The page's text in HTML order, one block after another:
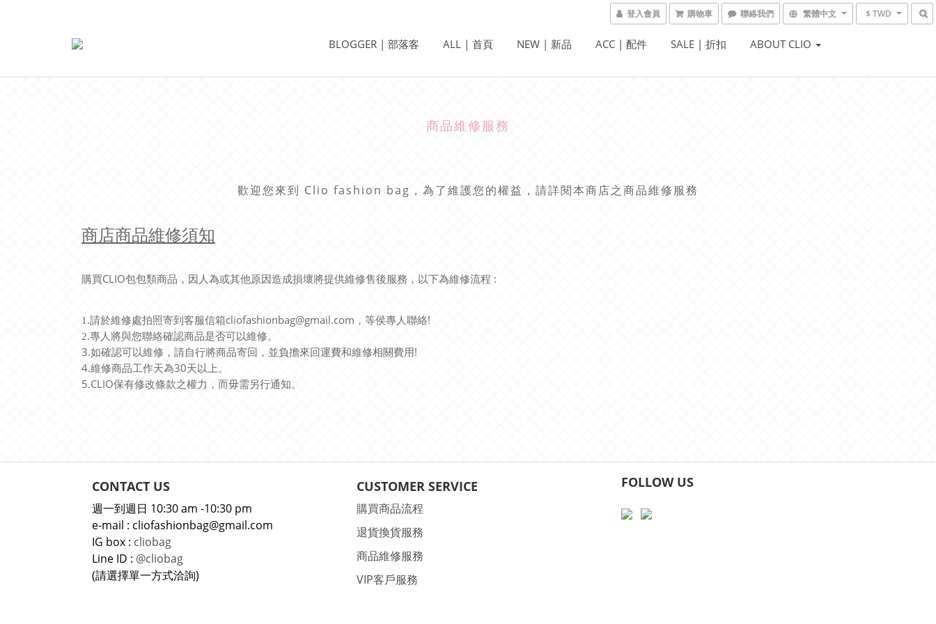
登入會員 購物車 聯絡我們 繁體中文 $ TWD
BLOGGER | 部落客 ALL | 首頁 NEW | 新品 ACC | 配件 SALE | 折扣 ABOUT CLIO
商品維修服務
歡迎您來到 Clio fashion bag ，為了維護您的權益，請詳閱本商店之商品維修服務
商店商品維修須知
購買CLIO包包類商品，因人為或其他原因造成損壞將提供維修售後服務，以下為維修流程 :
1.請於維修處拍照寄到客服信箱cliofashionbag@gmail.com ，等侯專人聯絡!
2.專人將與您聯絡確認商品是否可以維修。
3.如確認可以維修，請自行將商品寄回，並負擔來回運費和維修相關費用!
4.維修商品工作天為30天以上 。
5.CLIO保有修改條款之權力，而毋需另行通知。
CONTACT US
週一到週日 10:30 am -10:30 pm
e-mail : cliofashionbag@gmail.com
IG box : cliobag
Line ID : @cliobag
(請選擇單一方式洽詢)
CUSTOMER SERVICE
購買商品流程
退貨換貨服務
商品維修服務
VIP客戶服務
FOLLOW US